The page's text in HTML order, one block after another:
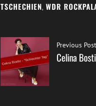
TSCHECHIEN, WDR
Previous Post
Celina